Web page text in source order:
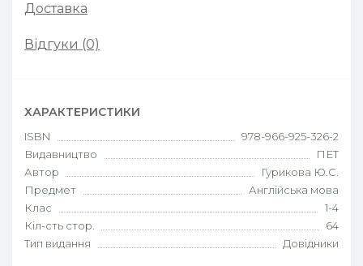
Доставка
Відгуки (0)
ХАРАКТЕРИСТИКИ
ISBN
978-966-925-326-2
Видавництво
ПЕТ
Автор
Гурикова Ю.С.
Предмет
Англійська мова
Клас
1-4
Кіл-сть стор.
64
Тип видання
Довідники